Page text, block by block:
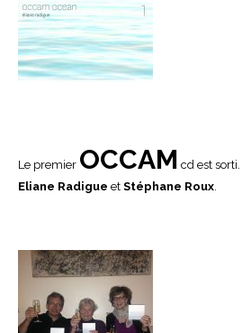
Le premier OCCAM cd est
Eliane Radigue et Stéphane Roux.